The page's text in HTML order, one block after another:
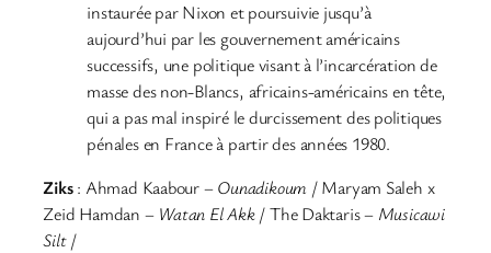
instaurée par Nixon et poursuivie jusqu’à
aujourd’hui par les gouvernement américains
successifs, une politique visant à l’incarcération de
masse des non-Blancs, africains-américains en tête,
qui a pas mal inspiré le durcissement des politiques
pénales en France à partir des années 1980.
Ziks: Ahmad Kaabour –Ounadikoum / Maryam Saleh x
Zeid Hamdan – Watan El Akk/ The Daktaris – Musicawi
Silt/